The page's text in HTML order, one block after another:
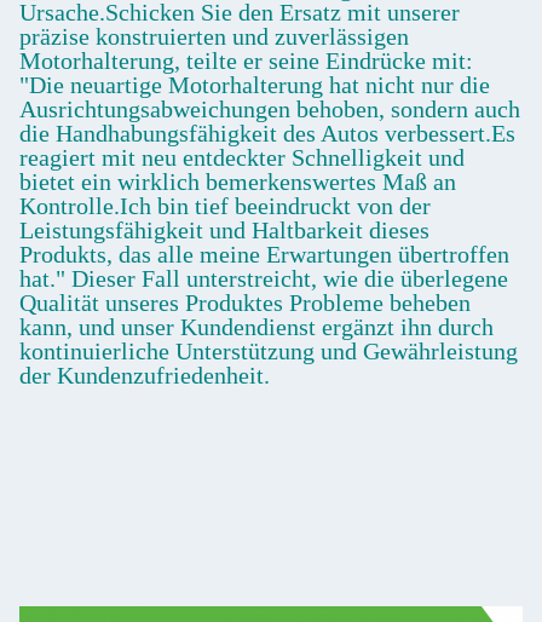
Ursache.Schicken Sie den Ersatz mit unserer
präzise konstruierten und zuverlässigen
Motorhalterung, teilte er seine Eindrücke mit:
"Die neuartige Motorhalterung hat nicht nur die
Ausrichtungsabweichungen behoben, sondern auch
die Handhabungsfähigkeit des Autos verbessert.Es
reagiert mit neu entdeckter Schnelligkeit und
bietet ein wirklich bemerkenswertes Maß an
Kontrolle.Ich bin tief beeindruckt von der
Leistungsfähigkeit und Haltbarkeit dieses
Produkts, das alle meine Erwartungen übertroffen
hat." Dieser Fall unterstreicht, wie die überlegene
Qualität unseres Produktes Probleme beheben
kann, und unser Kundendienst ergänzt ihn durch
kontinuierliche Unterstützung und Gewährleistung
der Kundenzufriedenheit.